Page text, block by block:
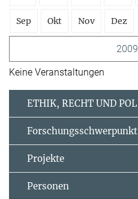
Sep Okt Nov Dez
2009
Keine Veranstaltungen
ETHIK, RECHT UND
Forschungsschwerpunkt
Projekte
Personen